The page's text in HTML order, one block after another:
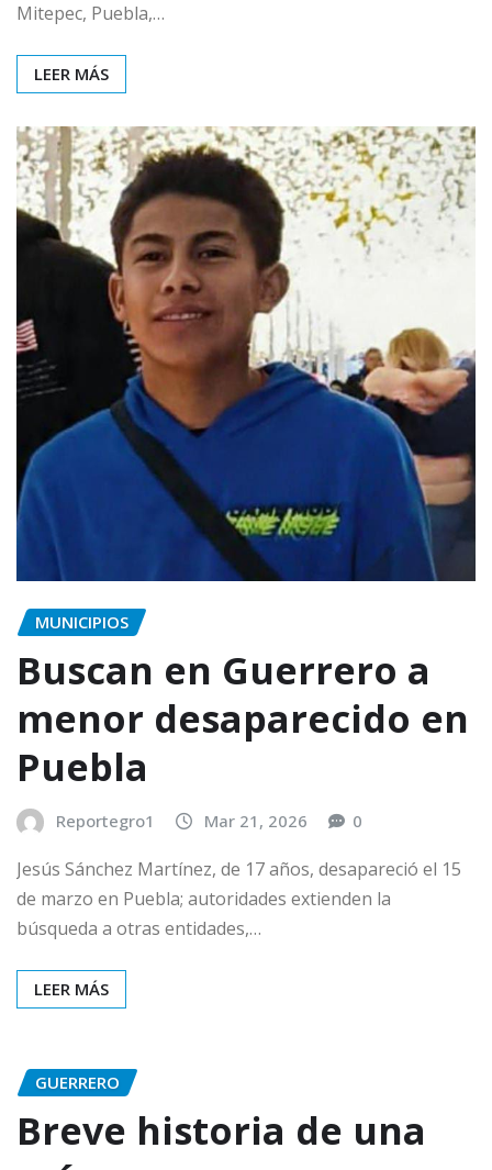
Mitepec, Puebla,…
LEER MÁS
MUNICIPIOS
Buscan en Guerrero a
menor desaparecido en
Puebla
Reportegro1 Mar 21, 2026 0
Jesús Sánchez Martínez, de 17 años, desapareció el 15
de marzo en Puebla; autoridades extienden la
búsqueda a otras entidades,…
LEER MÁS
GUERRERO
Breve historia de una